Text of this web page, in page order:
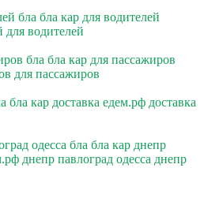
бла бла кар для водителей
для водителей
бла бла кар для пассажиров
для пассажиров
бла кар доставка едем.рф доставка
одесса бла бла кар днепр
днепр павлоград одесса днепр